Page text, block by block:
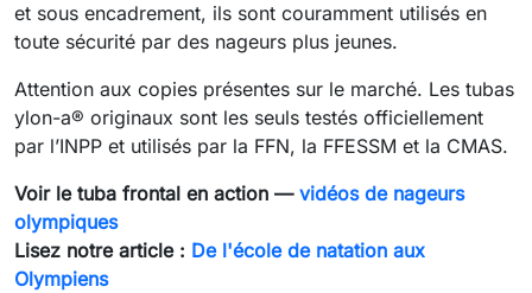
et sous encadrement, ils sont couramment utilisés en
toute sécurité par des nageurs plus jeunes.
Attention aux copies présentes sur le marché. Les tubas
ylon-a® originaux sont les seuls testés officiellement
par l’INPP et utilisés par la FFN, la FFESSM et la CMAS.
Voir le tuba frontal en action — vidéos de nageurs
olympiques
Lisez notre article : De l'école de natation aux
Olympiens